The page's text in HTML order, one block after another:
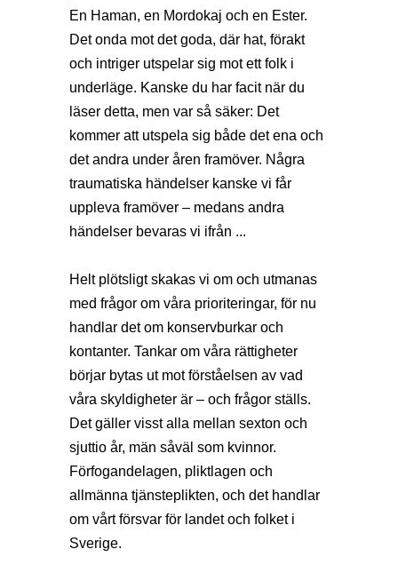
En Haman, en Mordokaj och en Ester.
Det onda mot det goda, där hat, förakt
och intriger utspelar sig mot ett folk i
underläge. Kanske du har facit när du
läser detta, men var så säker: Det
kommer att utspela sig både det ena och
det andra under åren framöver. Några
traumatiska händelser kanske vi får
uppleva framöver – medans andra
händelser bevaras vi ifrån ...
Helt plötsligt skakas vi om och utmanas
med frågor om våra prioriteringar, för nu
handlar det om konservburkar och
kontanter. Tankar om våra rättigheter
börjar bytas ut mot förståelsen av vad
våra skyldigheter är – och frågor ställs.
Det gäller visst alla mellan sexton och
sjuttio år, män såväl som kvinnor.
Förfogandelagen, pliktlagen och
allmänna tjänsteplikten, och det handlar
om vårt försvar för landet och folket i
Sverige.